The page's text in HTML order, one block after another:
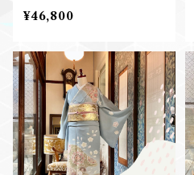
入学式 お宮参り 七五三マ
マ 訪問着+袋帯 B616
¥46,800